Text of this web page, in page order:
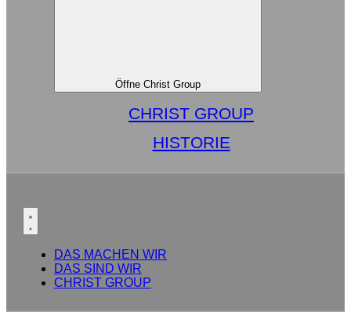
Öffne Christ Group
CHRIST GROUP
HISTORIE
DAS MACHEN WIR
DAS SIND WIR
CHRIST GROUP